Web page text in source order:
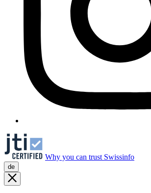
Why you can trust Swissinfo
de